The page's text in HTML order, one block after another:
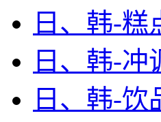
日、韩-糕
日、韩-冲
日、韩-饮